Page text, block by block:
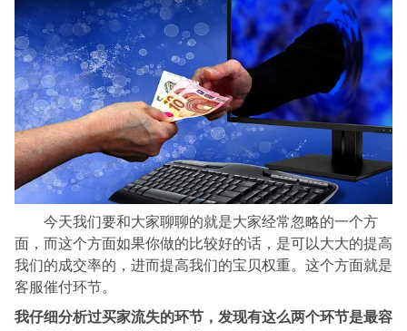
今天我们要和大家聊聊的就是大家经常忽略的一个方
面，而这个方面如果你做的比较好的话，是可以大大的提高
我们的成交率的，进而提高我们的宝贝权重。这个方面就是
客服催付环节。
我仔细分析过买家流失的环节，发现有这么两个环节是最容